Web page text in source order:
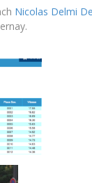
Nicolas Delmi